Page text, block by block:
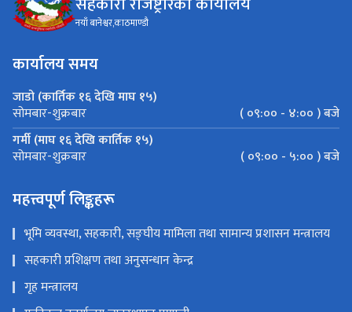
नयाँ बानेश्वर,काठमाण्डौ
कार्यालय समय
जाडो (कार्तिक १६ देखि माघ १५)
सोमबार-शुक्रबार
( ०९:०० - ४:०० ) बजे
गर्मी (माघ १६ देखि कार्तिक १५)
सोमबार-शुक्रबार ( ०९:०० - ५:०० ) बजे
महत्त्वपूर्ण लिङ्कहरू
भूमि व्यवस्था, सहकारी, सङ्घीय मामिला तथा सामान्य प्रशासन मन्त्रालय
सहकारी प्रशिक्षण तथा अनुसन्धान केन्द्र
गृह मन्त्रालय